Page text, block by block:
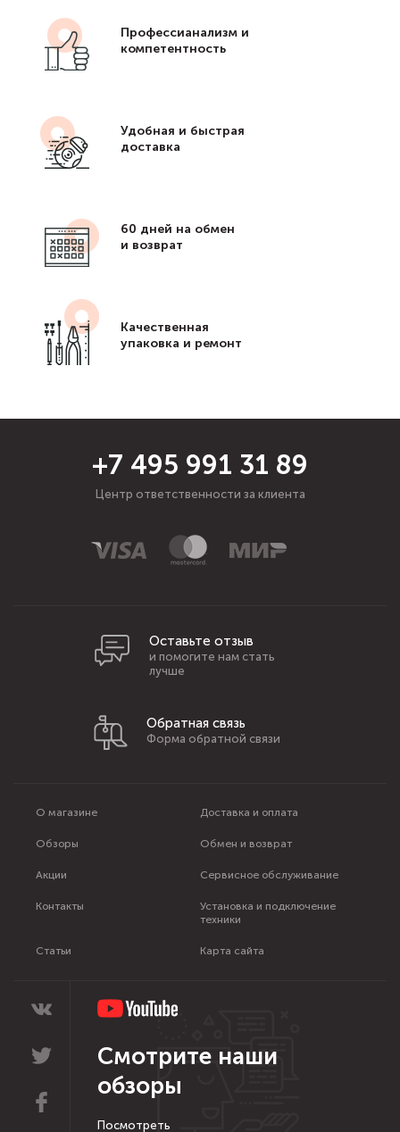
Профессианализм и
компетентность
Удобная и быстрая
доставка
60 дней на обмен
и возврат
Качественная
упаковка и ремонт
+7 495 991 31 89
Центр ответственности за клиента
О магазине Доставка и оплата
Обзоры Обмен и возврат
Акции Сервисное обслуживание
Контакты
Установка и подключение
техники
Статьи Карта сайта
Оставьте отзыв
и помогите нам стать
лучше
Обратная связь
Форма обратной связи
Смотрите наши
обзоры
Посмотреть